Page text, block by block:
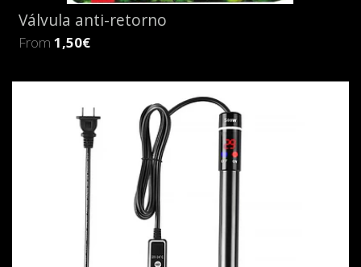
Válvula anti-retorno
From 1,50€